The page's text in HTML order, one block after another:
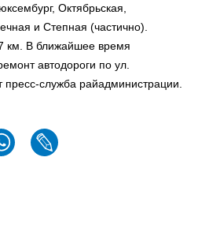
Октябрьская,
и Степная (частично).
км. В ближайшее время
автодороги по ул.
служба райадминистрации.